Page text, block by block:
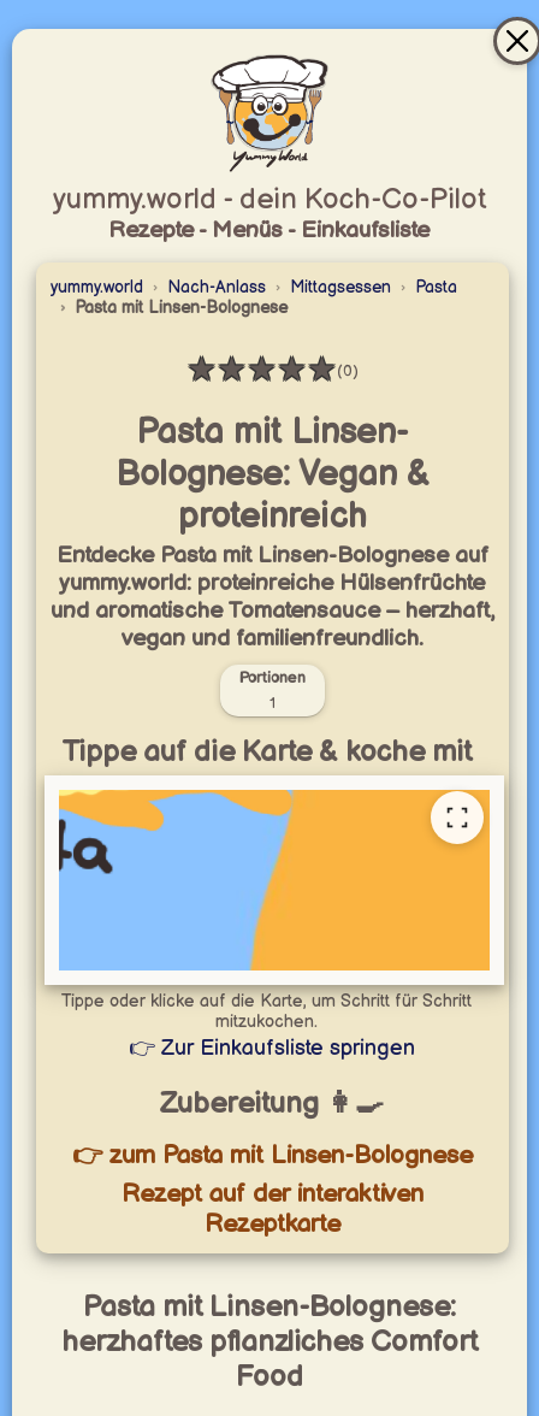
yummy.world - dein Koch-Co-Pilot
Rezepte - Menüs - Einkaufsliste
yummy.world Nach-Anlass Mittagsessen
Pasta
Pasta mit Linsen-Bolognese
★★★★★
Bewertung: 0 / 5
(0)
Pasta mit Linsen-
Bolognese: Vegan &
proteinreich
Entdecke Pasta mit Linsen-Bolognese auf
yummy.world: proteinreiche Hülsenfrüchte
und aromatische Tomatensauce – herzhaft,
vegan und familienfreundlich.
Portionen
1
Tippe auf die Karte & koche mit
Tippe oder klicke auf die Karte, um Schritt für Schritt
mitzukochen.
👉 Zur Einkaufsliste springen
Zubereitung 👩‍🍳
👉 zum Pasta mit Linsen-Bolognese
Rezept auf der interaktiven
Rezeptkarte
Pasta mit Linsen-Bolognese:
herzhaftes pflanzliches Comfort
Food